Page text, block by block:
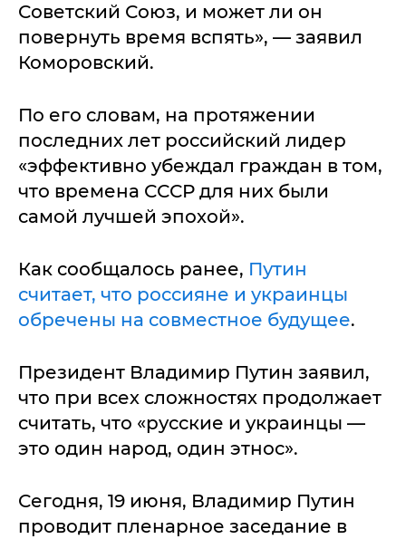
Советский Союз, и может ли он
повернуть время вспять», — заявил
Коморовский.
По его словам, на протяжении
последних лет российский лидер
«эффективно убеждал граждан в том,
что времена СССР для них были
самой лучшей эпохой».
Как сообщалось ранее, Путин
считает, что россияне и украинцы
обречены на совместное будущее.
Президент Владимир Путин заявил,
что при всех сложностях продолжает
считать, что «русские и украинцы —
это один народ, один этнос».
Сегодня, 19 июня, Владимир Путин
проводит пленарное заседание в